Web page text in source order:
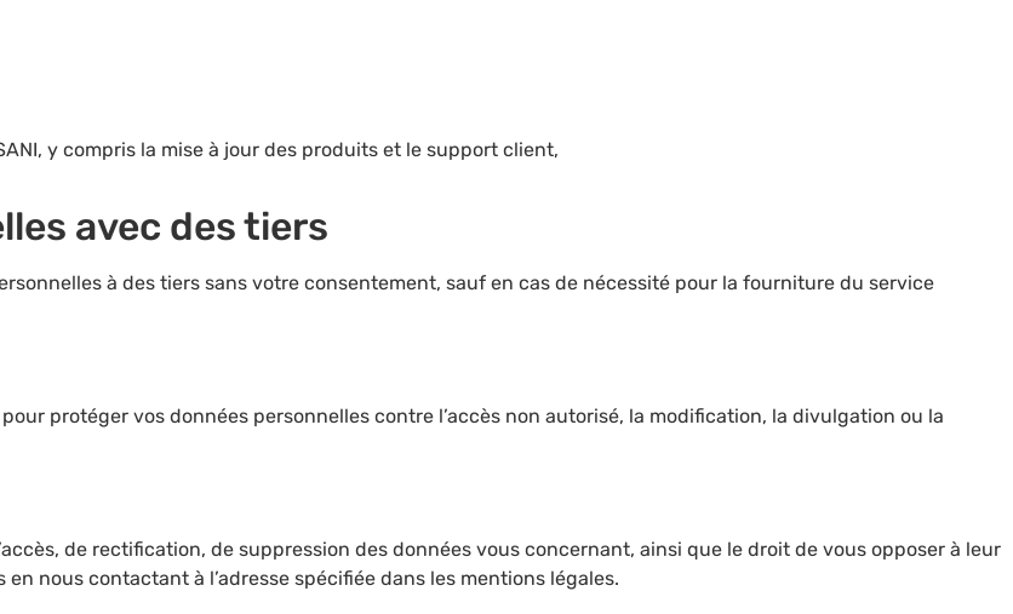
y compris la mise à jour des produits et le support client,
avec des tiers
à des tiers sans votre consentement, sauf en cas de nécessité pour la fourniture du service
protéger vos données personnelles contre l’accès non autorisé, la modification, la divulgation ou la
de rectification, de suppression des données vous concernant, ainsi que le droit de vous opposer à leur
nous contactant à l’adresse spécifiée dans les mentions légales.